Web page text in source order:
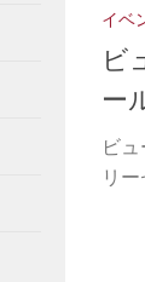
イベ
ビ
ー
ビ
リ